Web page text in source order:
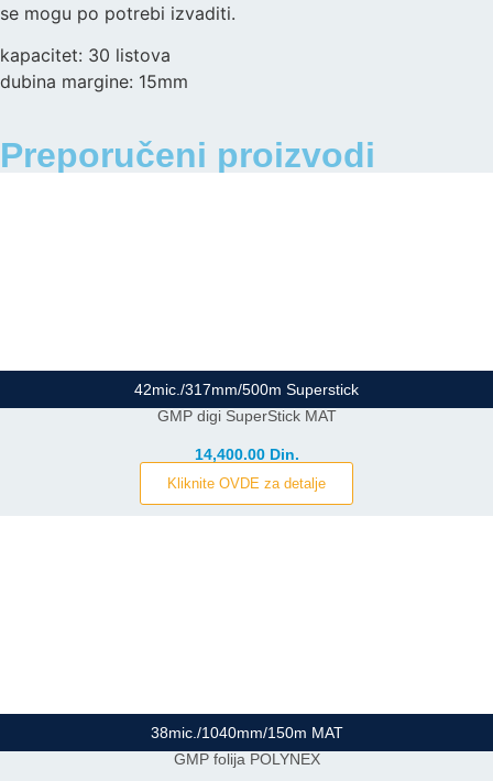
se mogu po potrebi izvaditi.
kapacitet: 30 listova
dubina margine: 15mm
Preporučeni proizvodi
42mic./317mm/500m Superstick
GMP digi SuperStick MAT
14,400.00 Din.
Kliknite OVDE za detalje
38mic./1040mm/150m MAT
GMP folija POLYNEX